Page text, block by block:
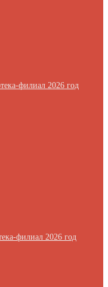
филиал 2026 год
филиал 2026 год